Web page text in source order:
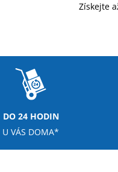
Získejte
DO 24 HODIN
U VÁS DOMA*